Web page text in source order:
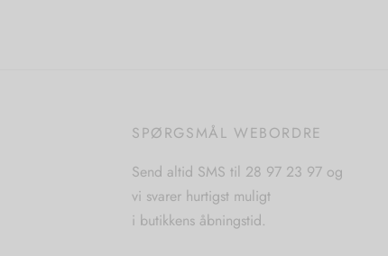
på
SPØRGSMÅL WEBORDRE
Send altid SMS til 28 97 23 97 og
vi svarer hurtigst muligt
i butikkens åbningstid.